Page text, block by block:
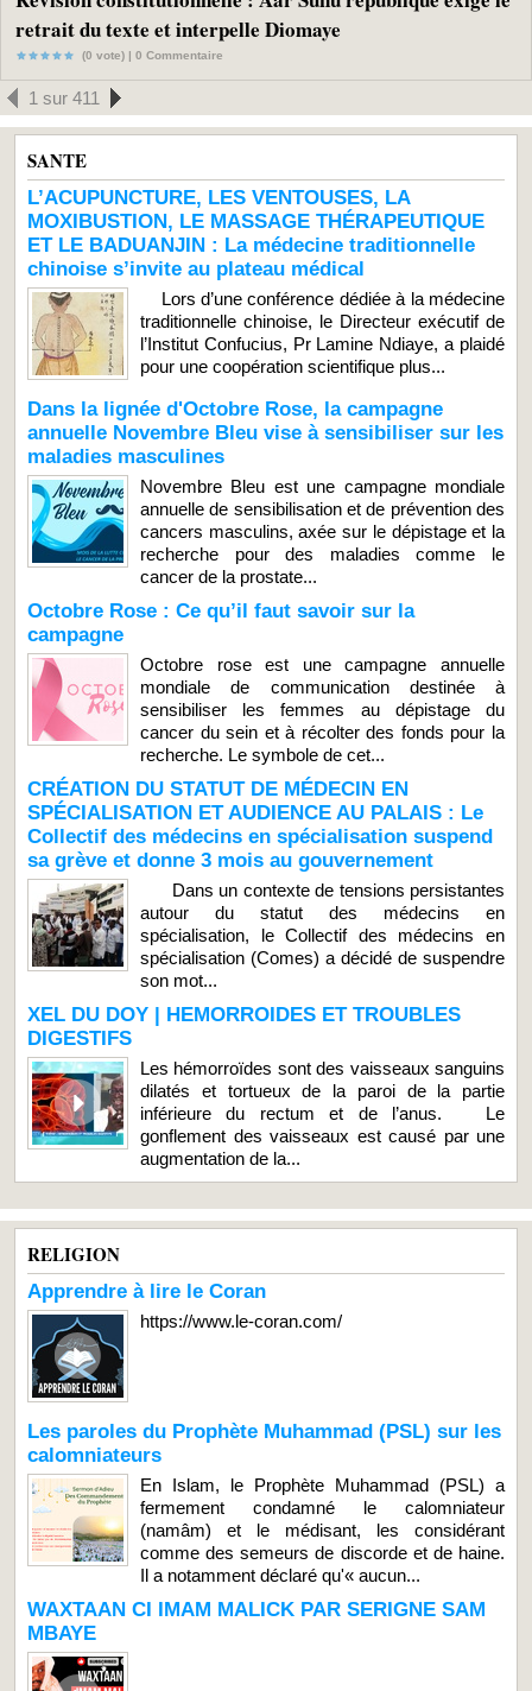
retrait du texte et interpelle Diomaye
(0 vote) | 0 Commentaire
1 sur 411
SANTE
L’ACUPUNCTURE, LES VENTOUSES, LA
MOXIBUSTION, LE MASSAGE THÉRAPEUTIQUE
ET LE BADUANJIN : La médecine traditionnelle
chinoise s’invite au plateau médical
Lors d’une conférence dédiée à la médecine
traditionnelle chinoise, le Directeur exécutif de
l’Institut Confucius, Pr Lamine Ndiaye, a plaidé
pour une coopération scientifique plus...
Dans la lignée d'Octobre Rose, la campagne
annuelle Novembre Bleu vise à sensibiliser sur les
maladies masculines
Novembre Bleu est une campagne mondiale
annuelle de sensibilisation et de prévention des
cancers masculins, axée sur le dépistage et la
recherche pour des maladies comme le
cancer de la prostate...
Octobre Rose : Ce qu’il faut savoir sur la
campagne
Octobre rose est une campagne annuelle
mondiale de communication destinée à
sensibiliser les femmes au dépistage du
cancer du sein et à récolter des fonds pour la
recherche. Le symbole de cet...
CRÉATION DU STATUT DE MÉDECIN EN
SPÉCIALISATION ET AUDIENCE AU PALAIS : Le
Collectif des médecins en spécialisation suspend
sa grève et donne 3 mois au gouvernement
Dans un contexte de tensions persistantes
autour du statut des médecins en
spécialisation, le Collectif des médecins en
spécialisation (Comes) a décidé de suspendre
son mot...
XEL DU DOY | HEMORROIDES ET TROUBLES
DIGESTIFS
Les hémorroïdes sont des vaisseaux sanguins
dilatés et tortueux de la paroi de la partie
inférieure du rectum et de l’anus. Le
gonflement des vaisseaux est causé par une
augmentation de la...
RELIGION
Apprendre à lire le Coran
https://www.le-coran.com/
Les paroles du Prophète Muhammad (PSL) sur les
calomniateurs
En Islam, le Prophète Muhammad (PSL) a
fermement condamné le calomniateur
(namâm) et le médisant, les considérant
comme des semeurs de discorde et de haine.
Il a notamment déclaré qu'« aucun...
WAXTAAN CI IMAM MALICK PAR SERIGNE SAM
MBAYE